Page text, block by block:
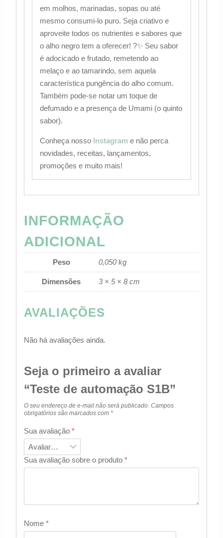
em molhos, marinadas, sopas ou até
mesmo consumi-lo puro. Seja criativo e
aproveite todos os nutrientes e sabores que
o alho negro tem a oferecer! ?️✨ Seu sabor
é adocicado e frutado, remetendo ao
melaço e ao tamarindo, sem aquela
característica pungência do alho comum.
Também pode-se notar um toque de
defumado e a presença de Umami (o quinto
sabor).
Conheça nosso Instagram e não perca
novidades, receitas, lançamentos,
promoções e muito mais!
INFORMAÇÃO
ADICIONAL
Peso 0,050 kg
Dimensões 3 × 5 × 8 cm
AVALIAÇÕES
Não há avaliações ainda.
Seja o primeiro a avaliar
“Teste de automação S1B”
O seu endereço de e-mail não será publicado. Campos
obrigatórios são marcados com *
Sua avaliação *
Sua avaliação sobre o produto *
Nome *